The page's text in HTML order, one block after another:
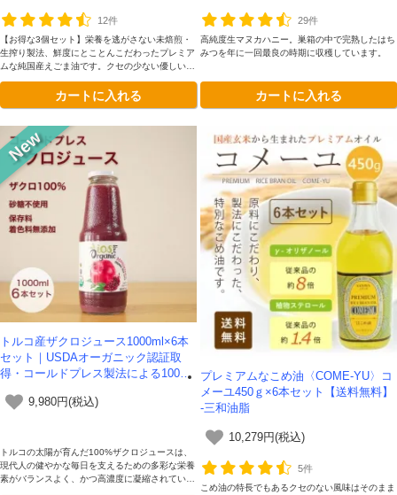
12件
【お得な3個セット】栄養を逃がさない未焙煎・
生搾り製法、鮮度にとことんこだわったプレミア
ムな純国産えごま油です。クセの少ない優しい風
カートに入れる
29件
高純度生マヌカハニー。巣箱の中で完熟したはち
みつを年に一回最良の時期に収穫しています。
カートに入れる
トルコ産ザクロジュース1000ml×6本
セット｜USDAオーガニック認証取
得・コールドプレス製法による100%
9,980円(税込)
トルコの太陽が育んだ100%ザクロジュースは、
現代人の健やかな毎日を支えるための多彩な栄養
素がバランスよく、かつ高濃度に凝縮されていま
プレミアムなこめ油〈COME-YU〉コ
メーユ450ｇ×6本セット【送料無料】
-三和油脂
10,279円(税込)
5件
こめ油の特長でもあるクセのない風味はそのまま